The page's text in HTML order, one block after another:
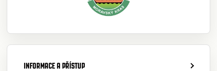
INFORMACE A PŘÍSTUP